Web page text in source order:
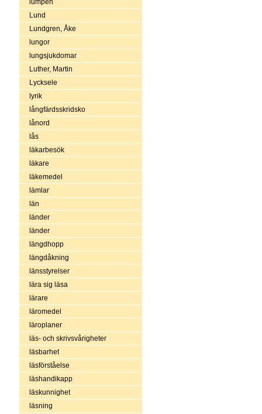
lumpen
Lund
Lundgren, Åke
lungor
lungsjukdomar
Luther, Martin
Lycksele
lyrik
långfärdsskridsko
lånord
lås
läkarbesök
läkare
läkemedel
lämlar
län
länder
länder
längdhopp
längdåkning
länsstyrelser
lära sig läsa
lärare
läromedel
läroplaner
läs- och skrivsvårigheter
läsbarhet
läsförståelse
läshandikapp
läskunnighet
läsning